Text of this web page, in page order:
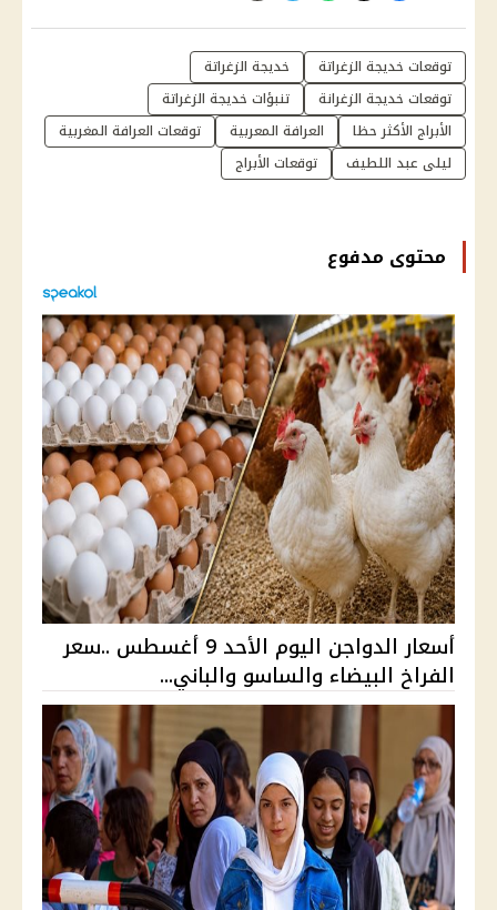
توقعات خديجة الزغراتة
خديجة الزغراتة
توقعات خديجة الزغرانة
تنبؤات خديجة الزغراتة
الأبراج الأكثر حظا
العرافة المعربية
توقعات العرافة المغربية
ليلى عبد اللطيف
توقعات الأبراج
محتوى مدفوع
أسعار الدواجن اليوم الأحد 9 أغسطس ..سعر
الفراخ البيضاء والساسو والباني...